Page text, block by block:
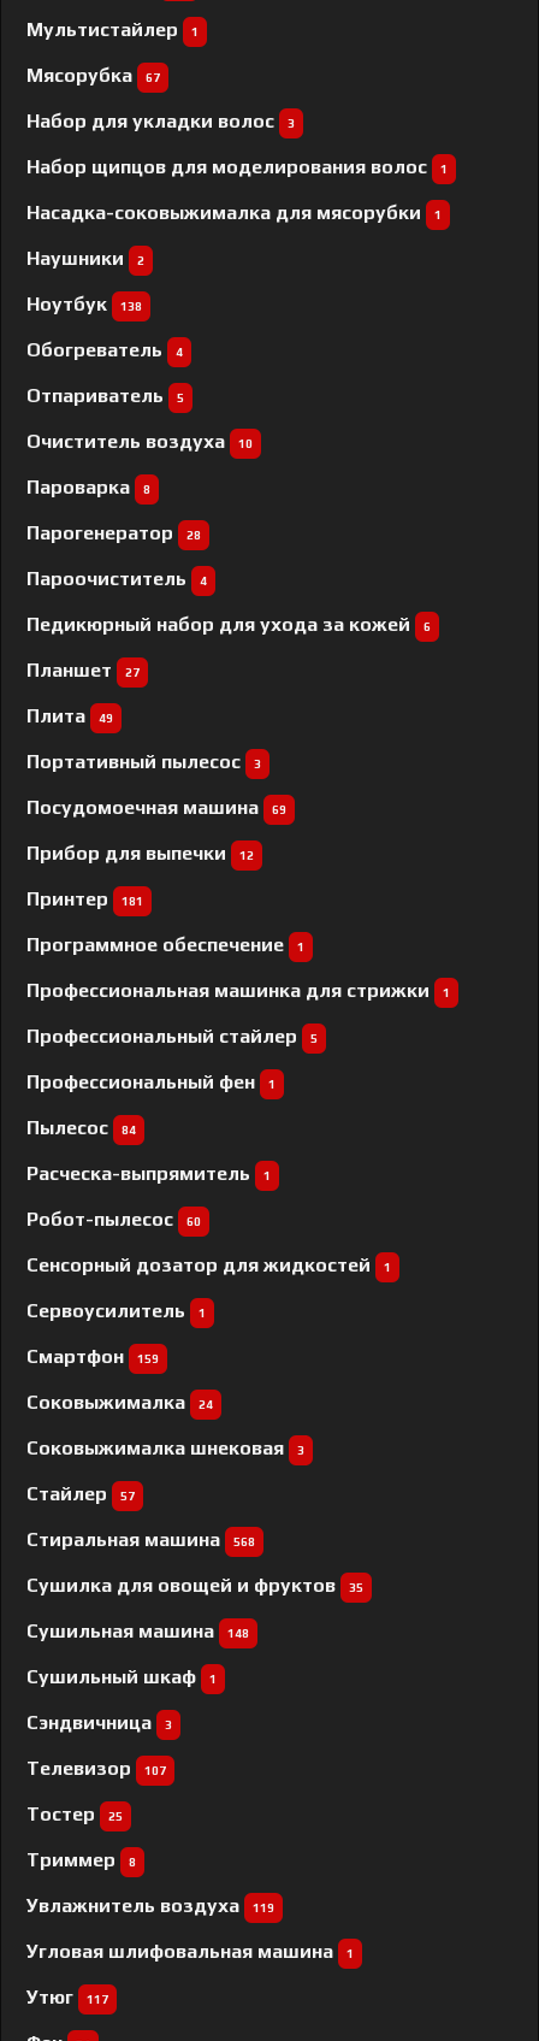
Мультистайлер 1
Мясорубка 67
Набор для укладки волос 3
Набор щипцов для моделирования волос 1
Насадка-соковыжималка для мясорубки 1
Наушники 2
Ноутбук 138
Обогреватель 4
Отпариватель 5
Очиститель воздуха 10
Пароварка 8
Парогенератор 28
Пароочиститель 4
Педикюрный набор для ухода за кожей 6
Планшет 27
Плита 49
Портативный пылесос 3
Посудомоечная машина 69
Прибор для выпечки 12
Принтер 181
Программное обеспечение 1
Профессиональная машинка для стрижки 1
Профессиональный cтайлер 5
Профессиональный фен 1
Пылесос 84
Расческа-выпрямитель 1
Робот-пылесос 60
Сенсорный дозатор для жидкостей 1
Сервоусилитель 1
Смартфон 159
Соковыжималка 24
Соковыжималка шнековая 3
Стайлер 57
Стиральная машина 568
Сушилка для овощей и фруктов 35
Сушильная машина 148
Сушильный шкаф 1
Сэндвичница 3
Телевизор 107
Тостер 25
Триммер 8
Увлажнитель воздуха 119
Угловая шлифовальная машина 1
Утюг 117